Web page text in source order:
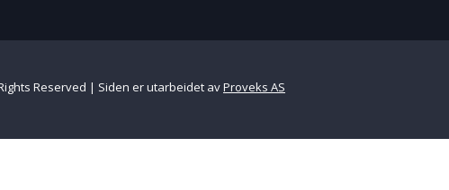
Reserved | Siden er utarbeidet avProveks AS